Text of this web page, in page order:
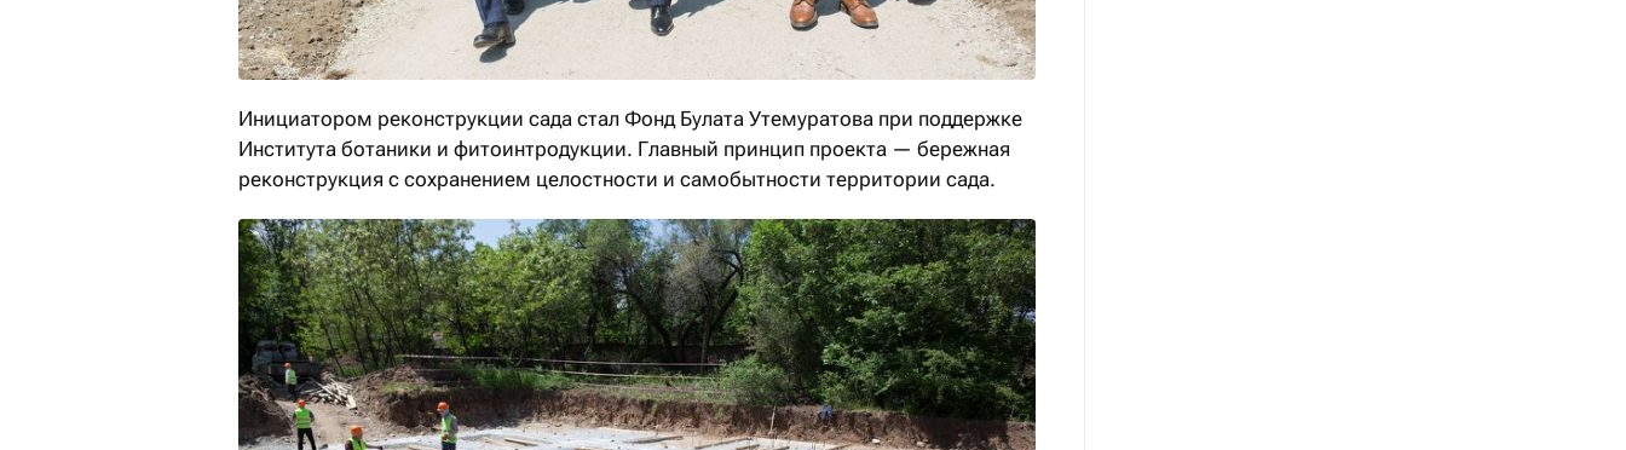
Инициатором реконструкции сада стал Фонд Булата Утемуратова при поддержке
Института ботаники и фитоинтродукции. Главный принцип проекта — бережная
реконструкция с сохранением целостности и самобытности территории сада.